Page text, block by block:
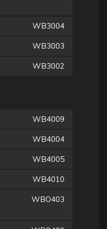
WB3004
WB3003
WB3002
WB4009
WB4004
WB4005
WB4010
WBO403